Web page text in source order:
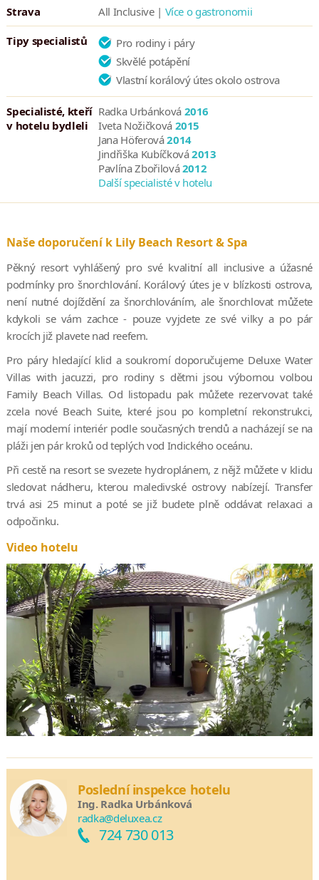
Strava All Inclusive | Více o gastronomii
Tipy specialistů
Pro rodiny i páry
Skvělé potápění
Vlastní korálový útes okolo ostrova
Specialisté, kteří
v hotelu bydleli
Radka Urbánková 2016
Iveta Nožičková 2015
Jana Höferová2014
Jindřiška Kubíčková2013
Pavlína Zbořilová2012
Další specialisté v hotelu
Naše doporučení k Lily Beach Resort & Spa
Pěkný resort vyhlášený pro své kvalitní all inclusive a úžasné
podmínky pro šnorchlování. Korálový útes je v blízkosti ostrova,
není nutné dojíždění za šnorchlováním, ale šnorchlovat můžete
kdykoli se vám zachce - pouze vyjdete ze své vilky a po pár
krocích již plavete nad reefem.
Pro páry hledající klid a soukromí doporučujeme Deluxe Water
Villas with jacuzzi, pro rodiny s dětmi jsou výbornou volbou
Family Beach Villas. Od listopadu pak můžete rezervovat také
zcela nové Beach Suite, které jsou po kompletní rekonstrukci,
mají moderní interiér podle současných trendů a nacházejí se na
pláži jen pár kroků od teplých vod Indického oceánu.
Při cestě na resort se svezete hydroplánem, z nějž můžete v klidu
sledovat nádheru, kterou maledivské ostrovy nabízejí. Transfer
trvá asi 25 minut a poté se již budete plně oddávat relaxaci a
odpočinku.
Video hotelu
Poslední inspekce hotelu
Ing. Radka Urbánková
radka@deluxea.cz
724 730 013